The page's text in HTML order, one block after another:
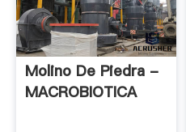
Molino De Piedra -
MACROBIOTICA